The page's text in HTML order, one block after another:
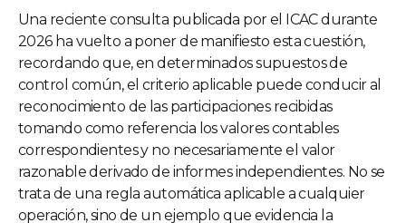
Una reciente consulta publicada por el ICAC durante
2026 ha vuelto a poner de manifiesto esta cuestión,
recordando que, en determinados supuestos de
control común, el criterio aplicable puede conducir al
reconocimiento de las participaciones recibidas
tomando como referencia los valores contables
correspondientes y no necesariamente el valor
razonable derivado de informes independientes. No se
trata de una regla automática aplicable a cualquier
operación, sino de un ejemplo que evidencia la